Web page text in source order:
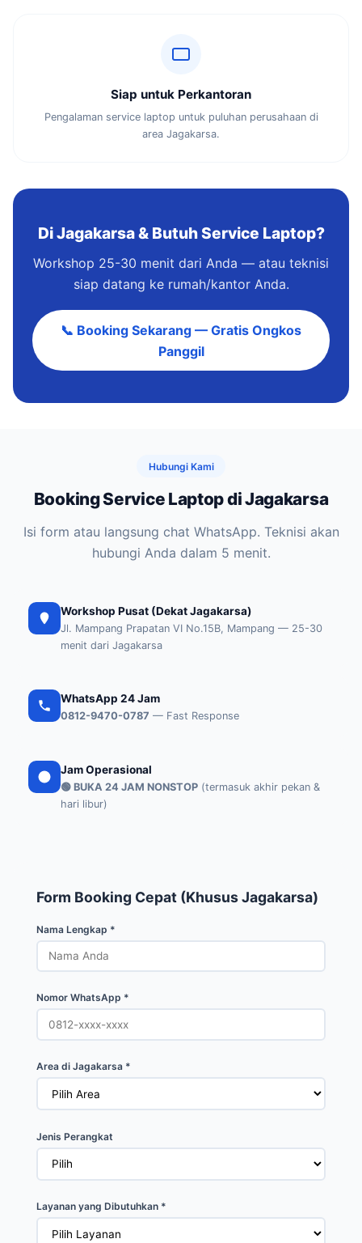
Siap untuk Perkantoran
Pengalaman service laptop untuk puluhan perusahaan di
area Jagakarsa.
Di Jagakarsa & Butuh Service Laptop?
Workshop 25-30 menit dari Anda — atau teknisi
siap datang ke rumah/kantor Anda.
📞 Booking Sekarang — Gratis Ongkos
Panggil
Hubungi Kami
Booking Service Laptop di Jagakarsa
Isi form atau langsung chat WhatsApp. Teknisi akan
hubungi Anda dalam 5 menit.
Workshop Pusat (Dekat Jagakarsa)
Jl. Mampang Prapatan VI No.15B, Mampang — 25-30
menit dari Jagakarsa
WhatsApp 24 Jam
0812-9470-0787 — Fast Response
Jam Operasional
🟢 BUKA 24 JAM NONSTOP (termasuk akhir pekan &
hari libur)
Form Booking Cepat (Khusus Jagakarsa)
Nama Lengkap *
Nomor WhatsApp *
Area di Jagakarsa *
Jenis Perangkat
Layanan yang Dibutuhkan *